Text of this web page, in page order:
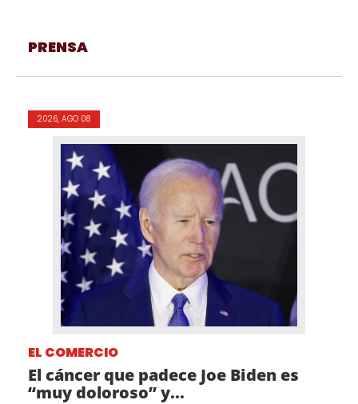
PRENSA
2026, AGO 08
EL COMERCIO
El cáncer que padece Joe Biden es
“muy doloroso” y...